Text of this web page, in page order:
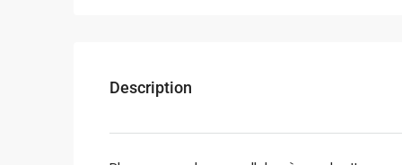
Description